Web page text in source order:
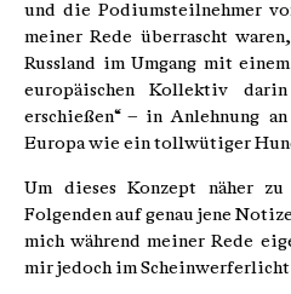
und die Podiumsteilnehmer
meiner Rede überrascht
Russland im Umgang mit
europäischen Kollektiv
erschießen“ – in Anlehnung
Europa wie ein tollwütiger
Um dieses Konzept näher
Folgenden auf genau jene
mich während meiner Rede
mir jedoch im Scheinwerferlicht